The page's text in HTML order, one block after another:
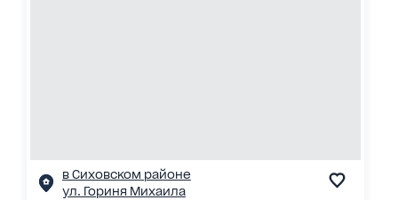
в Сиховском районе
ул. Гориня Михаила